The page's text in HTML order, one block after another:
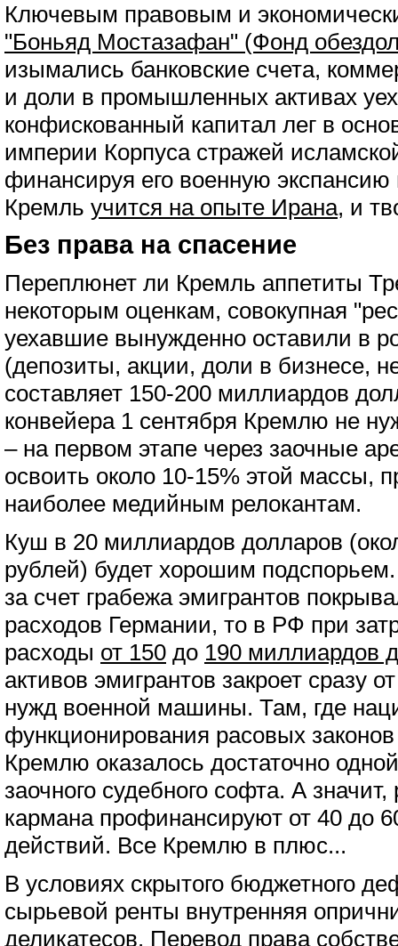
Ключевым правовым и
"Боньяд Мостазафан" (Фонд
изымались банковские счета,
и доли в промышленных активах
конфискованный капитал лег в
империи Корпуса стражей
финансируя его военную экспансию
Кремль учится на опыте Ирана, и
Без права на спасение
Переплюнет ли Кремль аппетиты
некоторым оценкам, совокупная
уехавшие вынужденно оставили в
(депозиты, акции, доли в бизнесе,
составляет 150-200 миллиардов
конвейера 1 сентября Кремлю не
– на первом этапе через заочные
освоить около 10-15% этой массы,
наиболее медийным релокантам.
Куш в 20 миллиардов долларов
рублей) будет хорошим
за счет грабежа эмигрантов
расходов Германии, то в РФ при
расходы от 150 до 190 миллиардов
активов эмигрантов закроет сразу
нужд военной машины. Там, где
функционирования расовых
Кремлю оказалось достаточно
заочного судебного софта. А
кармана профинансируют от 40 до
действий. Все Кремлю в плюс...
В условиях скрытого бюджетного
сырьевой ренты внутренняя
деликатесов. Перевод права